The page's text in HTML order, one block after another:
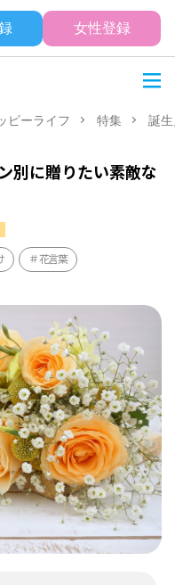
女性登録
ピーライフ 特集 誕
別に贈りたい素敵な
花言葉